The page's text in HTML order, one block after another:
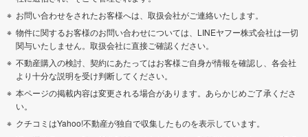
お問い合わせをされたお客様へは、取扱会社がご連絡いたします。
物件に関するお客様のお問い合わせについては、LINEヤフー株式会社は一切
関与いたしません。取扱会社に直接ご確認ください。
不動産購入の検討、契約にあたってはお客様ご自身が情報を確認し、各会社
より十分な説明を受け判断してください。
本ページの掲載内容は変更される場合があります。あらかじめご了承くださ
い。
クチコミはYahoo!不動産が独自で収集したものを表示しています。